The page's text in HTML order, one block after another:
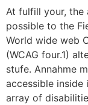
At fulfill your, the
possible to the
World wide web
(WCAG four.1)
stufe. Annahme
accessible
array of